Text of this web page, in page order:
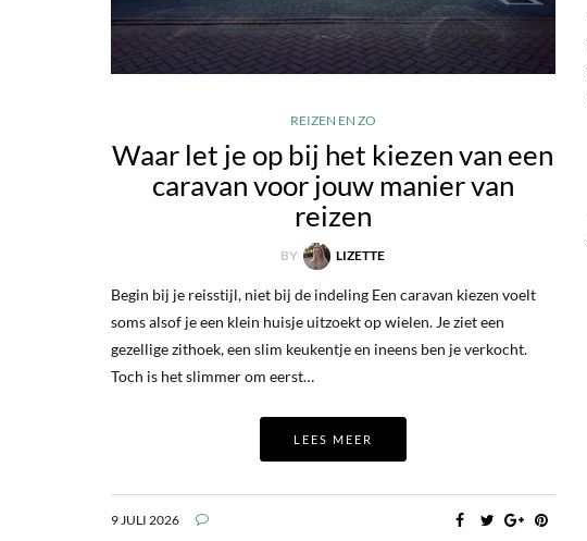
REIZEN EN ZO
Waar let je op bij het kiezen van een
caravan voor jouw manier van
reizen
BY LIZETTE
Begin bij je reisstijl, niet bij de indeling Een caravan kiezen voelt
soms alsof je een klein huisje uitzoekt op wielen. Je ziet een
gezellige zithoek, een slim keukentje en ineens ben je verkocht.
Toch is het slimmer om eerst…
LEES MEER
9 JULI 2026